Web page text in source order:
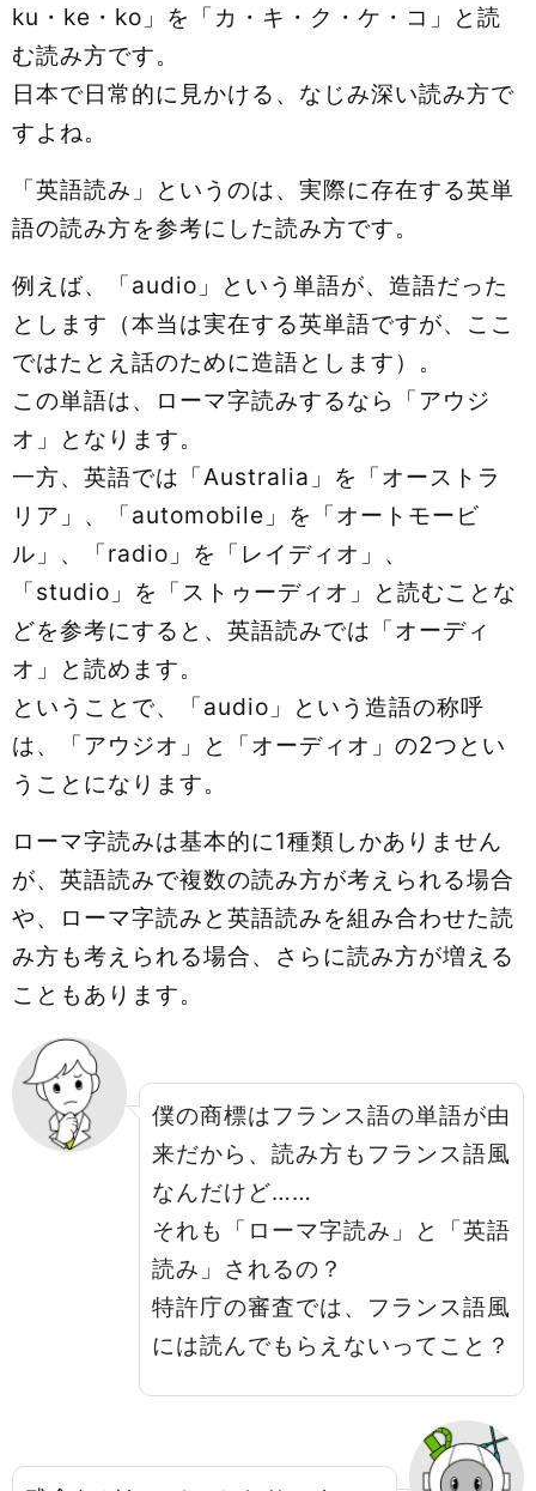
ku・ke・ko」を「カ・キ・ク・ケ・コ」と読
む読み方です。
日本で日常的に見かける、なじみ深い読み方で
すよね。
「英語読み」というのは、実際に存在する英単
語の読み方を参考にした読み方です。
例えば、「audio」という単語が、造語だった
とします（本当は実在する英単語ですが、ここ
ではたとえ話のために造語とします）。
この単語は、ローマ字読みするなら「アウジ
オ」となります。
一方、英語では「Australia」を「オーストラ
リア」、「automobile」を「オートモービ
ル」、「radio」を「レイディオ」、
「studio」を「ストゥーディオ」と読むことな
どを参考にすると、英語読みでは「オーディ
オ」と読めます。
ということで、「audio」という造語の称呼
は、「アウジオ」と「オーディオ」の2つとい
うことになります。
ローマ字読みは基本的に1種類しかありません
が、英語読みで複数の読み方が考えられる場合
や、ローマ字読みと英語読みを組み合わせた読
み方も考えられる場合、さらに読み方が増える
こともあります。
僕の商標はフランス語の単語が由
来だから、読み方もフランス語風
なんだけど……
それも「ローマ字読み」と「英語
読み」されるの？
特許庁の審査では、フランス語風
には読んでもらえないってこと？